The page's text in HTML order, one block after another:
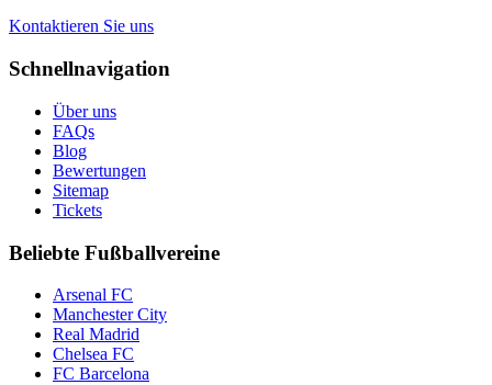
Kontaktieren Sie uns
Schnellnavigation
Über uns
FAQs
Blog
Bewertungen
Sitemap
Tickets
Beliebte Fußballvereine
Arsenal FC
Manchester City
Real Madrid
Chelsea FC
FC Barcelona